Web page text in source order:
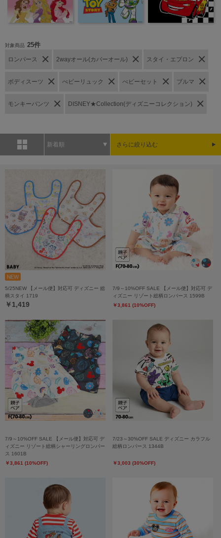
対象商品 25件
ロンパース 2wayオール(カバーオール) スタイ・エプロン
ボディスーツ べビーリュック べビーセット ブルマ
モンキーパンツ DISNEY★Collection(ディズニーコレクション)
新着順 さらに絞り込む
5/25NEW 【メール便】対応可 ディズニー 総
柄スタイ 1719
￥1,419
7/9～10%OFF SALE 【メール便】対応可 デ
ィズニー リゾート総柄ロンパース 1599B
￥3,861 (10%OFF)
7/9～10%OFF SALE 【メール便】対応可 デ
ィズニー リゾート総柄シャーリングロンパー
ス 1601B
￥3,861 (10%OFF)
7/23～30%OFF SALE ディズニー カラフル
総柄ロンパース 1344B
￥3,003 (30%OFF)